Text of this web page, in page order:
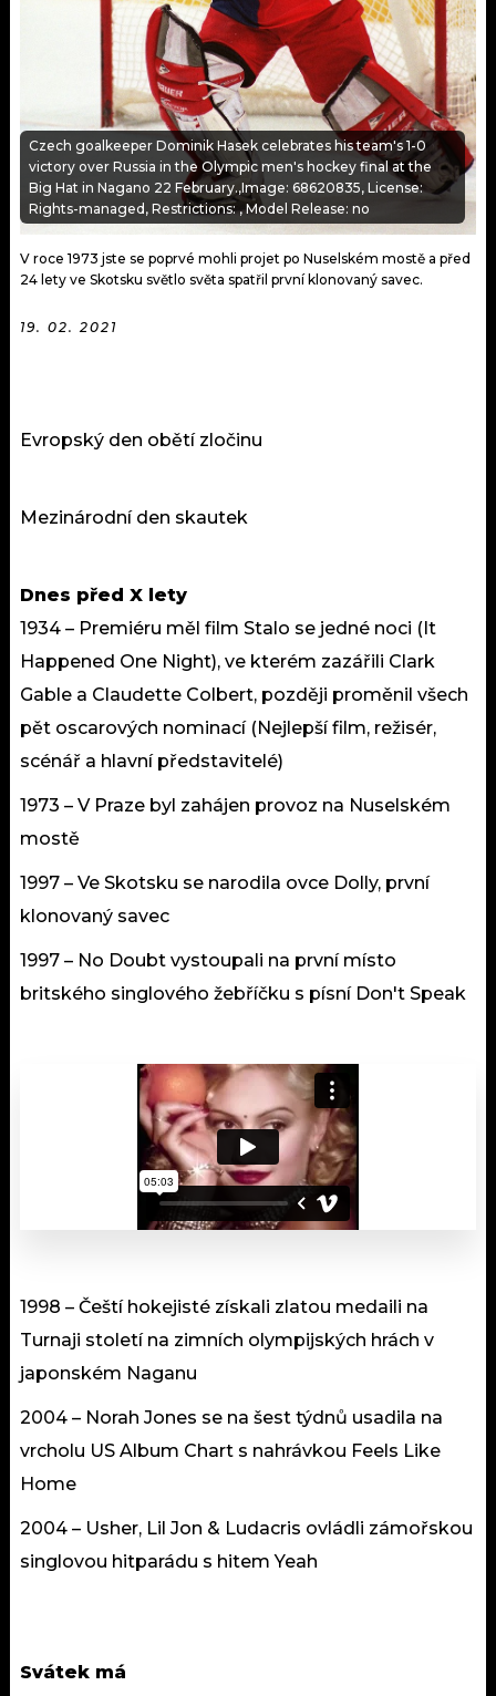
Czech goalkeeper Dominik Hasek celebrates his team's 1-0
victory over Russia in the Olympic men's hockey final at the
Big Hat in Nagano 22 February.,Image: 68620835, License:
Rights-managed, Restrictions: , Model Release: no
V roce 1973 jste se poprvé mohli projet po Nuselském mostě a před
24 lety ve Skotsku světlo světa spatřil první klonovaný savec.
19. 02. 2021
Evropský den obětí zločinu
Mezinárodní den skautek
Dnes před X lety
1934 – Premiéru měl film Stalo se jedné noci (It
Happened One Night), ve kterém zazářili Clark
Gable a Claudette Colbert, později proměnil všech
pět oscarových nominací (Nejlepší film, režisér,
scénář a hlavní představitelé)
1973 – V Praze byl zahájen provoz na Nuselském
mostě
1997 – Ve Skotsku se narodila ovce Dolly, první
klonovaný savec
1997 – No Doubt vystoupali na první místo
britského singlového žebříčku s písní Don't Speak
1998 – Čeští hokejisté získali zlatou medaili na
Turnaji století na zimních olympijských hrách v
japonském Naganu
2004 – Norah Jones se na šest týdnů usadila na
vrcholu US Album Chart s nahrávkou Feels Like
Home
2004 – Usher, Lil Jon & Ludacris ovládli zámořskou
singlovou hitparádu s hitem Yeah
Svátek má